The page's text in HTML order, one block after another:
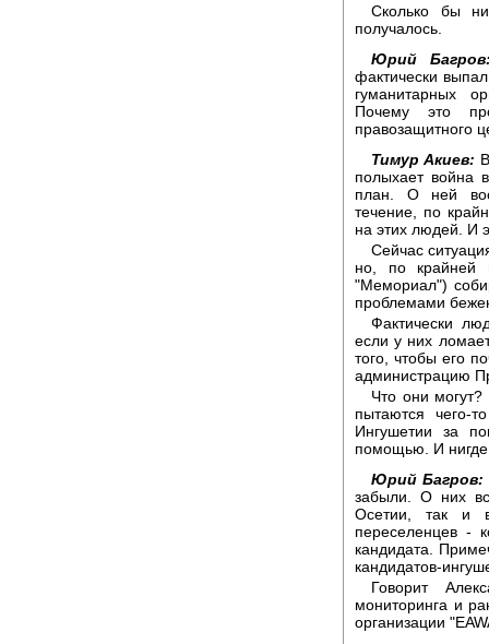
Сколько бы
получалось.
Юрий
фактически
гуманитарных
Почему это
правозащитного
Тимур Акиев:
полыхает война
план. О ней
течение, по
на этих людей. И
Сейчас
но, по крайней
"Мемориал")
проблемами
Фактически
если у них
того, чтобы его
администрацию
Что они
пытаются чего-
Ингушетии за
помощью. И нигде
Юрий Багров:
забыли. О них
Осетии, так и
переселенцев -
кандидата.
кандидатов-
Говорит
мониторинга и
организации